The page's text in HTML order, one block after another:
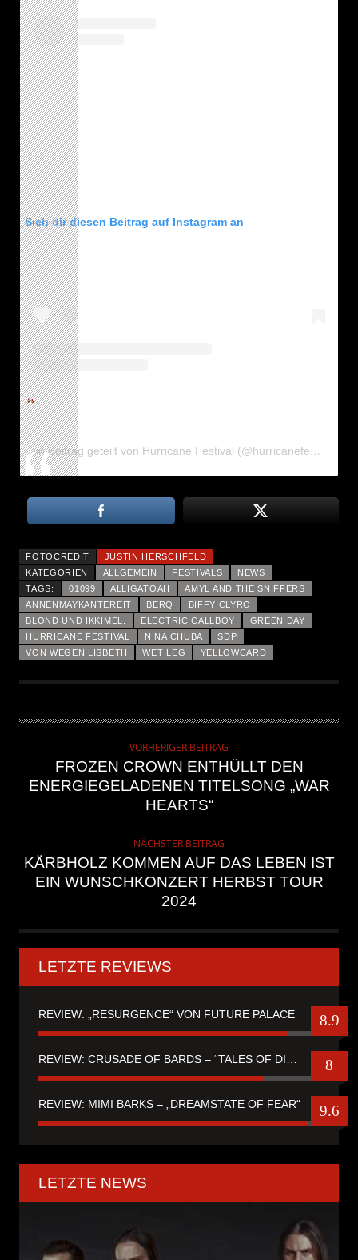
Sieh dir diesen Beitrag auf Instagram an
Ein Beitrag geteilt von Hurricane Festival (@hurricanefestival)
FOTOCREDIT
JUSTIN HERSCHFELD
KATEGORIEN
ALLGEMEIN FESTIVALS
NEWS
TAGS:
01099 ALLIGATOAH
AMYL AND THE SNIFFERS
ANNENMAYKANTEREIT
BERQ
BIFFY CLYRO
BLOND UND IKKIMEL.
ELECTRIC CALLBOY
GREEN DAY
HURRICANE FESTIVAL
NINA CHUBA
SDP
VON WEGEN LISBETH
WET LEG YELLOWCARD
VORHERIGER BEITRAG
FROZEN CROWN ENTHÜLLT DEN
ENERGIEGELADENEN TITELSONG „WAR
HEARTS“
NÄCHSTER BEITRAG
KÄRBHOLZ KOMMEN AUF DAS LEBEN IST
EIN WUNSCHKONZERT HERBST TOUR
2024
LETZTE REVIEWS
REVIEW: „RESURGENCE“ VON FUTURE PALACE 8.9
8
REVIEW: MIMI BARKS – „DREAMSTATE OF FEAR“ 9.6
LETZTE NEWS